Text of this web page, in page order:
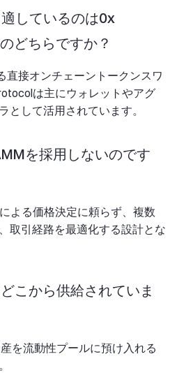
しているのは0x
どちらですか？
直接オンチェーントークンスワ
は主にウォレットやアグ
として活用されています。
を採用しないのです
よる価格決定に頼らず、複数
取引経路を最適化する設計とな
こから供給されていま
を流動性プールに預け入れる